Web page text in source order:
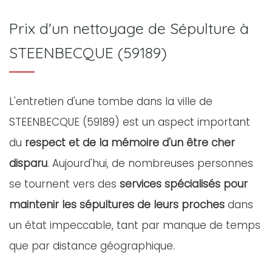
Prix d'un nettoyage de Sépulture à
STEENBECQUE (59189)
L'entretien d'une tombe dans la ville de
STEENBECQUE (59189) est un aspect important
du respect et de la mémoire d'un être cher
disparu. Aujourd'hui, de nombreuses personnes
se tournent vers des services spécialisés pour
maintenir les sépultures de leurs proches dans
un état impeccable, tant par manque de temps
que par distance géographique.